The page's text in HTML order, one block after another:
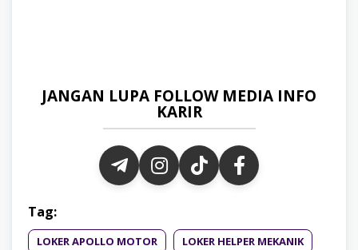
JANGAN LUPA FOLLOW MEDIA INFO
KARIR
Tag:
LOKER APOLLO MOTOR LOKER HELPER MEKANIK